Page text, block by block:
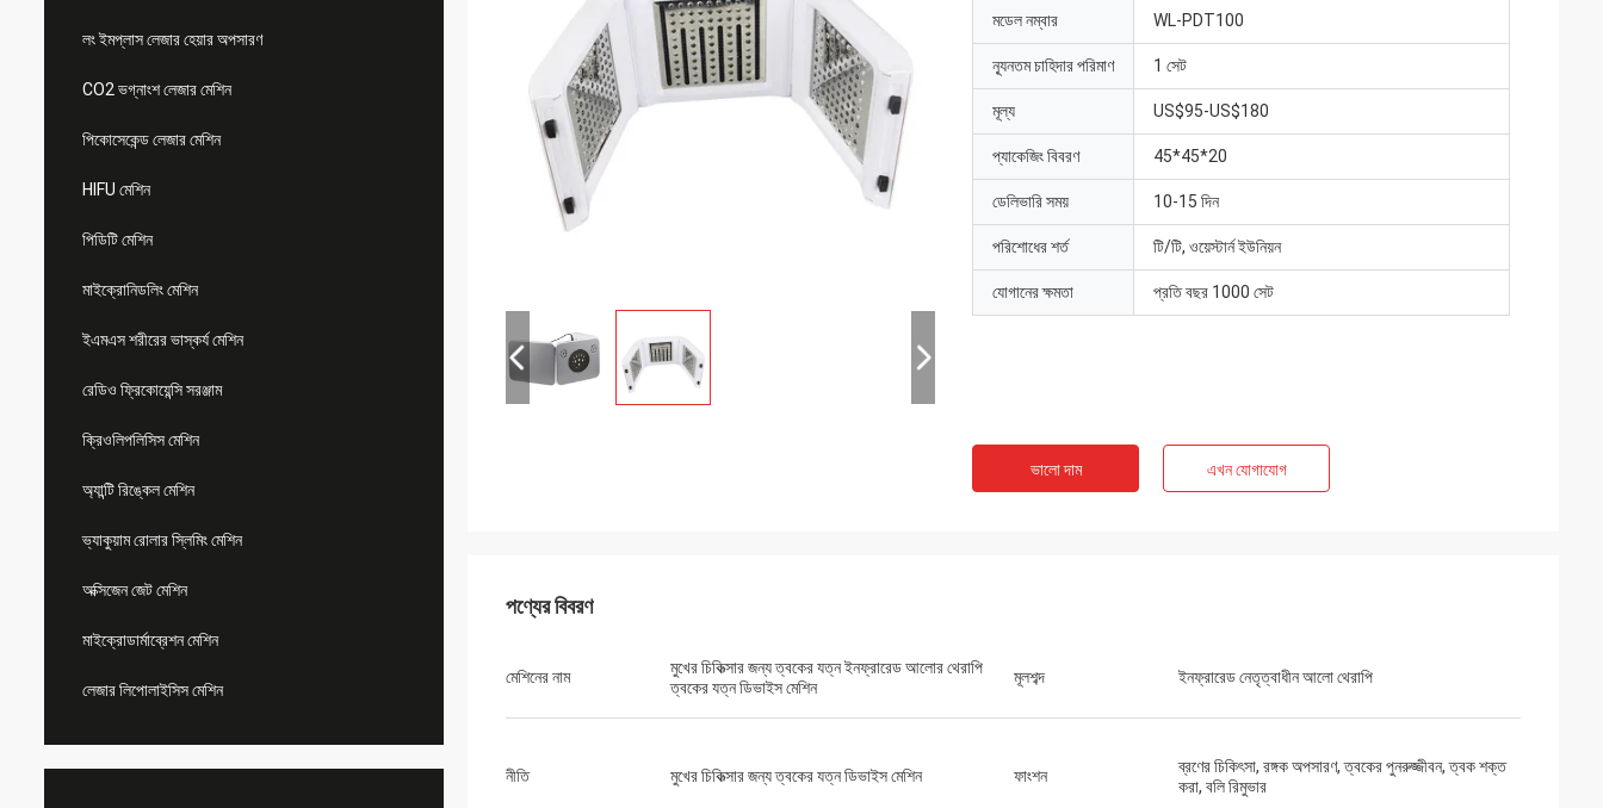
লং ইমপ্লাস লেজার হেয়ার অপসারণ
CO2 ভগ্নাংশ লেজার মেশিন
পিকোসেকেন্ড লেজার মেশিন
HIFU মেশিন
পিডিটি মেশিন
মাইক্রোনিডলিং মেশিন
ইএমএস শরীরের ভাস্কর্য মেশিন
রেডিও ফ্রিকোয়েন্সি সরঞ্জাম
ক্রিওলিপলিসিস মেশিন
অ্যান্টি রিঙ্কেল মেশিন
ভ্যাকুয়াম রোলার স্লিমিং মেশিন
অক্সিজেন জেট মেশিন
মাইক্রোডার্মাব্রেশন মেশিন
লেজার লিপোলাইসিস মেশিন
মডেল নম্বার WL-PDT100
ন্যূনতম চাহিদার পরিমাণ 1 সেট
মূল্য US$95-US$180
প্যাকেজিং বিবরণ 45*45*20
ডেলিভারি সময় 10-15 দিন
পরিশোধের শর্ত টি/টি, ওয়েস্টার্ন ইউনিয়ন
যোগানের ক্ষমতা প্রতি বছর 1000 সেট
ভালো দাম এখন যোগাযোগ
পণ্যের বিবরণ
মেশিনের নাম
মুখের চিকিত্সার জন্য ত্বকের যত্ন ইনফ্রারেড আলোর থেরাপি
ত্বকের যত্ন ডিভাইস মেশিন
মূলশব্দ ইনফ্রারেড নেতৃত্বাধীন আলো থেরাপি
নীতি মুখের চিকিত্সার জন্য ত্বকের যত্ন ডিভাইস মেশিন ফাংশন
ব্রণের চিকিৎসা, রঙ্গক অপসারণ, ত্বকের পুনরুজ্জীবন, ত্বক শক্ত
করা, বলি রিমুভার